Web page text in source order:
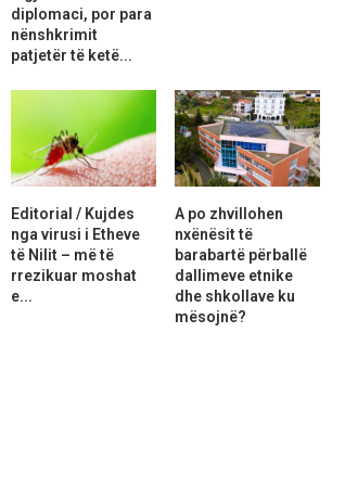
diplomaci, por para
nënshkrimit
patjetër të ketë...
Editorial / Kujdes
nga virusi i Etheve
të Nilit – më të
rrezikuar moshat
e...
A po zhvillohen
nxënësit të
barabartë përballë
dallimeve etnike
dhe shkollave ku
mësojnë?